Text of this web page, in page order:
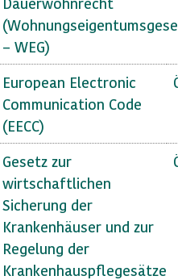
– WEG)
European Electronic
Communication Code
(EECC)
Gesetz zur
wirtschaftlichen
Sicherung der
Krankenhäuser und zur
Regelung der
Krankenhauspflegesätze